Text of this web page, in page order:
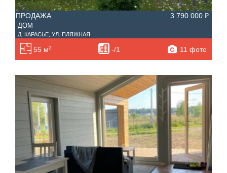
ПРОДАЖА 3 790 000 ₽
ДОМ
Д. КАРАСЬЕ, УЛ. ПЛЯЖНАЯ
55 м2 -/1 11 фото